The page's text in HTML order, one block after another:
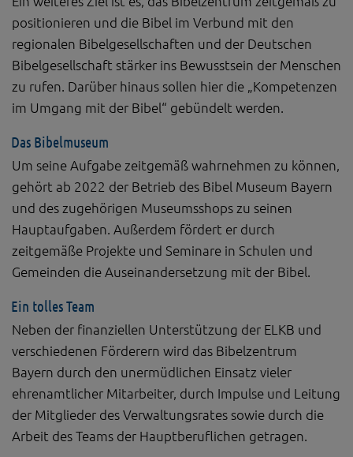
Diese Website nutzt Matomo Analytics für die Auswertung der
Seitenaufrufe als Statistik. Die hierdurch gespeicherten Daten werden
Übertragung an Dritte erfolgt nicht. Wir verwenden die Funktion
AnonymizeIP zur Anonymisierung Ihrer IP-Adresse, so dass diese gekürzt
wird und nicht mehr Ihrem Besuch auf unserer Internetseite zugeordnet
werden kann.
YouTube / Vimeo
Videos werden über die Plattformen YouTube oder Vimeo eingebunden.
bewirkt laut YouTube, dass YouTube keine Informationen über die
Besucher auf dieser Website speichert, bevor diese sich das Video
Eingebundene Inhalte
Optional sind externe Inhalte auf den Seiten dieser Website
eingebunden. Das können Kartendienste wie z.B. Google Maps sein
oder auch Anwendungen einer externen Website.
positionieren und die Bibel im Verbund mit den
regionalen Bibelgesellschaften und der Deutschen
Bibelgesellschaft stärker ins Bewusstsein der Menschen
zu rufen. Darüber hinaus sollen hier die „Kompetenzen
im Umgang mit der Bibel“ gebündelt werden.
Das Bibelmuseum
Um seine Aufgabe zeitgemäß wahrnehmen zu können,
gehört ab 2022 der Betrieb des Bibel Museum Bayern
und des zugehörigen Museumsshops zu seinen
Hauptaufgaben. Außerdem fördert er durch
zeitgemäße Projekte und Seminare in Schulen und
Gemeinden die Auseinandersetzung mit der Bibel.
Ein tolles Team
Neben der finanziellen Unterstützung der ELKB und
verschiedenen Förderern wird das Bibelzentrum
Bayern durch den unermüdlichen Einsatz vieler
ehrenamtlicher Mitarbeiter, durch Impulse und Leitung
der Mitglieder des Verwaltungsrates sowie durch die
Arbeit des Teams der Hauptberuflichen getragen.